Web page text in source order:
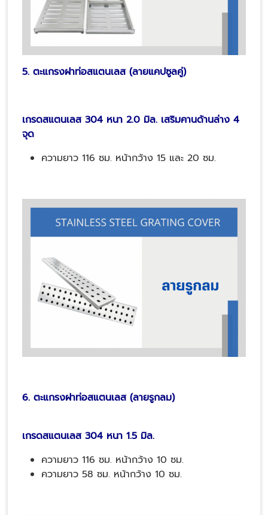
5. ตะแกรงฝาท่อสแตนเลส (ลายแคปซูลคู่)
เกรดสแตนเลส 304 หนา 2.0 มิล. เสริมคานด้านล่าง 4
จุด
ความยาว 116 ซม. หน้ากว้าง 15 และ 20 ซม.
6. ตะแกรงฝาท่อสแตนเลส (ลายรูกลม)
เกรดสแตนเลส 304 หนา 1.5 มิล.
ความยาว 116 ซม. หน้ากว้าง 10 ซม.
ความยาว 58 ซม. หน้ากว้าง 10 ซม.